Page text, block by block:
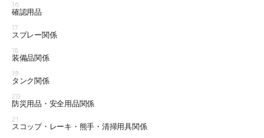
16
確認用品
17
スプレー関係
18
装備品関係
19
タンク関係
20
防災用品・安全用品関係
21
スコップ・レーキ・熊手・清掃用具関係